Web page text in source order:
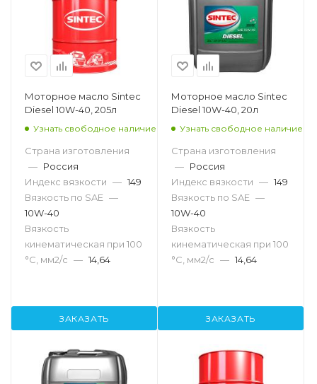
Моторное масло Sintec
Diesel 10W-40, 205л
Узнать свободное наличие
Страна изготовления
— Россия
Индекс вязкости — 149
Вязкость по SAE —
10W-40
Вязкость
кинематическая при 100
°С, мм2/с — 14,64
ЗАКАЗАТЬ
Моторное масло Sintec
Diesel 10W-40, 20л
Узнать свободное наличие
Страна изготовления
— Россия
Индекс вязкости — 149
Вязкость по SAE —
10W-40
Вязкость
кинематическая при 100
°С, мм2/с — 14,64
ЗАКАЗАТЬ